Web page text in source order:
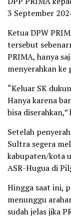
3 September
Ketua DPW
tersebut
PRIMA, hanya
menyerahkan ke
“Keluar SK
Hanya karena
bisa
Setelah
Sultra segera
kabupaten/kota
ASR-Hugua di
Hingga saat ini,
menunggu
sudah jelas jika